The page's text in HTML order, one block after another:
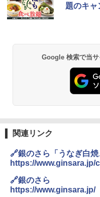
食品
【公
| 業
麺 小
ーリ
パニ
3
国分
し
暮ら
チ
シャ
L コ
3
高効
ーム
題のキャ
Google 検索で当サ
関連リンク
🔗銀のさら「うなぎ白焼
https://www.ginsara.jp/
🔗銀のさら
https://www.ginsara.jp/